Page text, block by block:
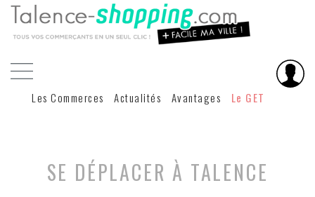
Les Commerces Actualités Avantages Le GET
SE DÉPLACER À TALENCE